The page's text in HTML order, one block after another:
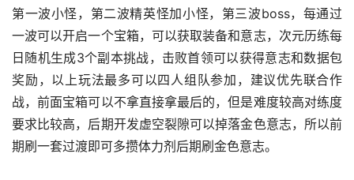
第一波小怪，第二波精英怪加小怪，第三波boss，每通过
一波可以开启一个宝箱，可以获取装备和意志，次元历练每
日随机生成3个副本挑战，击败首领可以获得意志和数据包
奖励，以上玩法最多可以四人组队参加，建议优先联合作
战，前面宝箱可以不拿直接拿最后的，但是难度较高对练度
要求比较高，后期开发虚空裂隙可以掉落金色意志，所以前
期刷一套过渡即可多攒体力剂后期刷金色意志。